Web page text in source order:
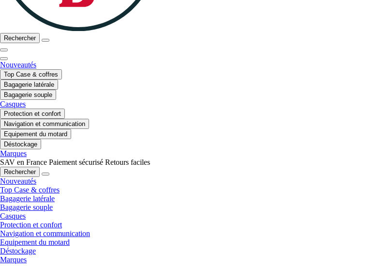
Rechercher
Nouveautés
Top Case & coffres
Bagagerie latérale
Bagagerie souple
Casques
Protection et confort
Navigation et communication
Equipement du motard
Déstockage
Marques
SAV en France Paiement sécurisé Retours faciles
Rechercher
Nouveautés
Top Case & coffres
Bagagerie latérale
Bagagerie souple
Casques
Protection et confort
Navigation et communication
Equipement du motard
Déstockage
Marques